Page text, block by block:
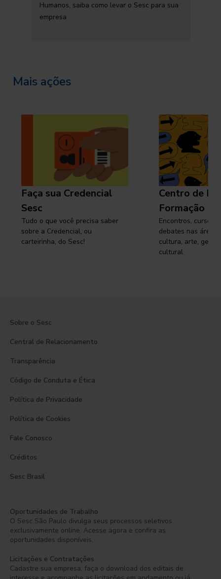
Humanos, saiba como levar o Sesc para sua
empresa
Mais ações
Faça sua Credencial
Sesc
Tudo o que você precisa saber
sobre a Credencial, ou
carteirinha, do Sesc!
Centro de
Formação
Encontros, cursos,
debates nas áreas
cultura, arte,
cultural
Sobre o Sesc
Central de Relacionamento
Transparência
Código de Conduta e Ética
Política de Privacidade
Política de Cookies
Fale Conosco
Créditos
Sesc Brasil
Oportunidades de Trabalho
O Sesc São Paulo divulga seus processos seletivos
exclusivamente online. Acesse agora e confira as
oportunidades disponíveis.
Licitações e Contratações
Cadastre sua empresa, faça o download dos editais de